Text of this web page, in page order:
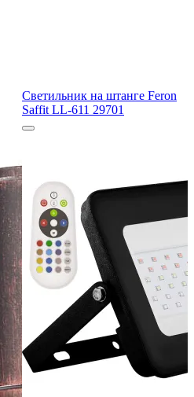
Светильник на штанге Feron
Saffit LL-611 29701